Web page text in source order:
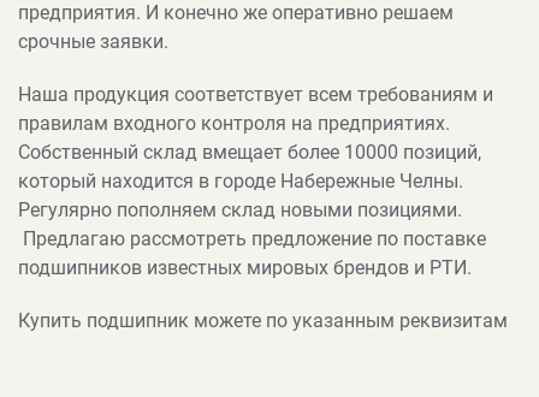
предприятия. И конечно же оперативно решаем
срочные заявки.
Наша продукция соответствует всем требованиям и
правилам входного контроля на предприятиях.
Собственный склад вмещает более 10000 позиций,
который находится в городе Набережные Челны.
Регулярно пополняем склад новыми позициями.
Предлагаю рассмотреть предложение по поставке
подшипников известных мировых брендов и РТИ.
Купить подшипник можете по указанным реквизитам